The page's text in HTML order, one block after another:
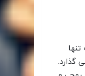
گذارد.